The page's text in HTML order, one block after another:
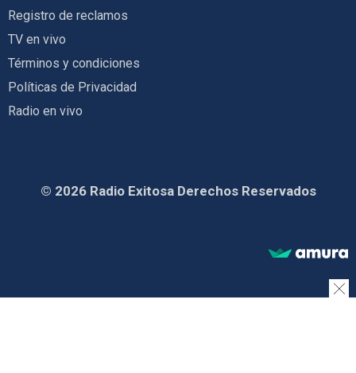
Registro de reclamos
TV en vivo
Términos y condiciones
Políticas de Privacidad
Radio en vivo
© 2026 Radio Exitosa Derechos Reservados